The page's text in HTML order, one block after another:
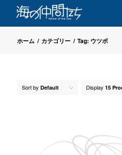
ホーム / カテゴリー / Tag: ウツボ
Sort by Default Display 15